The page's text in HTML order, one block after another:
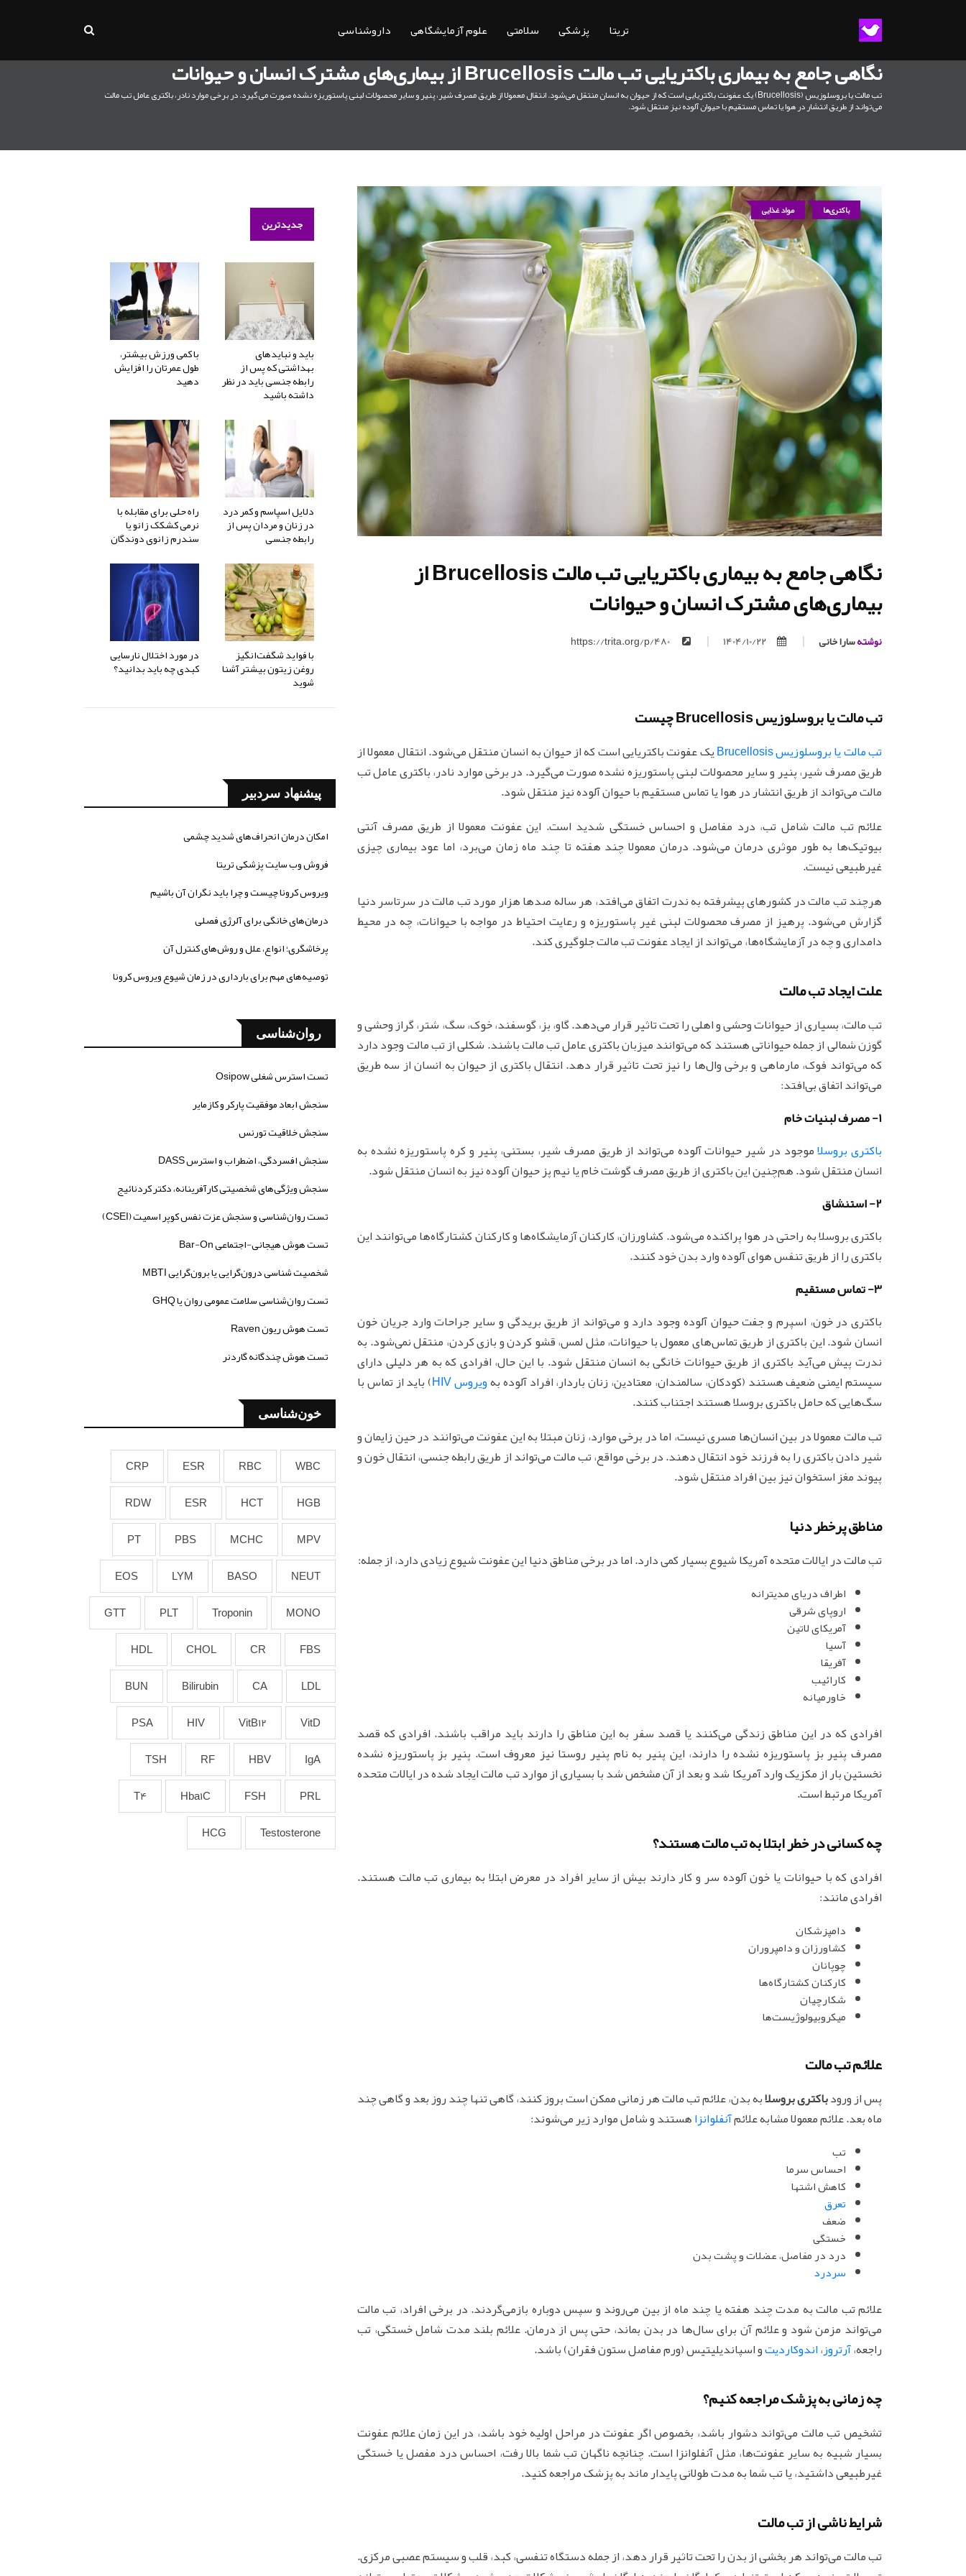
تریتا پزشکی سلامتی علوم آزمایشگاهی داروشناسی
نگاهی جامع به بیماری باکتریایی تب مالت Brucellosis از بیماری‌های مشترک انسان و حیوانات
تب مالت یا بروسلوزیس (Brucellosis) یک عفونت باکتریایی است که از حیوان به انسان منتقل می‌شود. انتقال معمولا از طریق مصرف شیر، پنیر و سایر محصولات لبنی پاستوریزه نشده صورت می‌گیرد. در برخی موارد نادر، باکتری عامل تب مالت
می‌تواند از طریق انتشار در هوا یا تماس مستقیم با حیوان آلوده نیز منتقل شود.
باکتری‌ها مواد غذایی
نگاهی جامع به بیماری باکتریایی تب مالت Brucellosis از
بیماری‌های مشترک انسان و حیوانات
نوشتهسارا خانی 1404/10/22
تب مالت یا بروسلوزیس Brucellosis چیست
تب مالت یا بروسلوزیس Brucellosis
یک عفونت باکتریایی است که از حیوان به انسان منتقل می‌شود. انتقال معمولا از
طریق مصرف شیر، پنیر و سایر محصولات لبنی پاستوریزه نشده صورت می‌گیرد. در برخی موارد نادر، باکتری عامل تب
مالت می‌تواند از طریق انتشار در هوا یا تماس مستقیم با حیوان آلوده نیز منتقل شود.
علائم تب مالت شامل تب، درد مفاصل و احساس خستگی شدید است. این عفونت معمولا از طریق مصرف آنتی
بیوتیک‌ها به طور موثری درمان می‌شود. درمان معمولا چند هفته تا چند ماه زمان می‌برد، اما عود بیماری چیزی
غیرطبیعی نیست.
هرچند تب مالت در کشورهای پیشرفته به ندرت اتفاق می‌افتد، هر ساله صدها هزار مورد تب مالت در سرتاسر دنیا
گزارش می‌شود. پرهیز از مصرف محصولات لبنی غیر پاستوریزه و رعایت احتیاط در مواجه با حیوانات، چه در محیط
دامداری و چه در آزمایشگاه‌ها، می‌تواند از ایجاد عفونت تب مالت جلوگیری کند.
علت ایجاد تب مالت
تب مالت، بسیاری از حیوانات وحشی و اهلی را تحت تاثیر قرار می‌دهد. گاو، بز، گوسفند، خوک، سگ، شتر، گراز وحشی و
گوزن شمالی از جمله حیواناتی هستند که می‌توانند میزبان باکتری عامل تب مالت باشند. شکلی از تب مالت وجود دارد
که می‌تواند فوک، مارماهی و برخی وال‌ها را نیز تحت تاثیر قرار دهد. انتقال باکتری از حیوان به انسان از سه طریق
می‌تواند اتفاق بی‌افتد:
1- مصرف لبنیات خام
باکتری بروسلاموجود در شیر حیوانات آلوده می‌تواند از طریق مصرف شیر، بستنی، پنیر و کره پاستوریزه نشده به
انسان منتقل شود. هم‌چنین این باکتری از طریق مصرف گوشت خام یا نیم پز حیوان آلوده نیز به انسان منتقل شود.
2- استنشاق
باکتری بروسلا به راحتی در هوا پراکنده می‌شود. کشاورزان، کارکنان آزمایشگاه‌ها و کارکنان کشتارگاه‌ها می‌توانند این
باکتری را از طریق تنفس هوای آلوده وارد بدن خود کنند.
3- تماس مستقیم
باکتری در خون، اسپرم و جفت حیوان آلوده وجود دارد و می‌تواند از طریق بریدگی و سایر جراحات وارد جریان خون
انسان شود. این باکتری از طریق تماس‌های معمول با حیوانات، مثل لمس، قشو کردن و بازی کردن، منتقل نمی‌شود. به
ندرت پیش می‌آید باکتری از طریق حیوانات خانگی به انسان منتقل شود. با این حال، افرادی که به هر دلیلی دارای
سیستم ایمنی ضعیف هستند (کودکان، سالمندان، معتادین، زنان باردار، افراد آلوده بهویروس HIV
) باید از تماس با
سگ‌هایی که حامل باکتری بروسلا هستند اجتناب کنند.
تب مالت معمولا در بین انسان‌ها مسری نیست، اما در برخی موارد، زنان مبتلا به این عفونت می‌توانند در حین زایمان و
شیر دادن باکتری را به فرزند خود انتقال دهند. در برخی مواقع، تب مالت می‌تواند از طریق رابطه جنسی، انتقال خون و
پیوند مغز استخوان نیز بین افراد منتقل شود.
مناطق پرخطر دنیا
تب مالت در ایالات متحده آمریکا شیوع بسیار کمی دارد. اما در برخی مناطق دنیا این عفونت شیوع زیادی دارد، از جمله:
اطراف دریای مدیترانه
اروپای شرقی
آمریکای لاتین
آسیا
آفریقا
کارائیب
خاورمیانه
افرادی که در این مناطق زندگی می‌کنند یا قصد سفر به این مناطق را دارند باید مراقب باشند. افرادی که قصد
مصرف پنیر بز پاستوریزه نشده را دارند، این پنیر به نام پنیر روستا نیز معروف است. پنیر بز پاستوریزه نشده
نخستین بار از مکزیک وارد آمریکا شد و بعد از آن مشخص شد با بسیاری از موارد تب مالت ایجاد شده در ایالات متحده
آمریکا مرتبط است.
چه کسانی در خطر ابتلا به تب مالت هستند؟
افرادی که با حیوانات یا خون آلوده سر و کار دارند بیش از سایر افراد در معرض ابتلا به بیماری تب مالت هستند.
افرادی مانند:
دامپزشکان
کشاورزان و دامپروران
چوپانان
کارکنان کشتارگاه‌ها
شکارچیان
میکروبیولوژیست‌ها
علائم تب مالت
پس از ورودباکتری بروسلابه بدن، علائم تب مالت هر زمانی ممکن است بروز کنند، گاهی تنها چند روز بعد و گاهی چند
ماه بعد. علائم معمولا مشابه علائمآنفلوانزاهستند و شامل موارد زیر می‌شوند:
تب
احساس سرما
کاهش اشتها
تعرق
ضعف
خستگی
درد در مفاصل، عضلات و پشت بدن
سردرد
علائم تب مالت به مدت چند هفته یا چند ماه از بین می‌روند و سپس دوباره بازمی‌گردند. در برخی افراد، تب مالت
می‌تواند مزمن شود و علائم آن برای سال‌ها در بدن بماند، حتی پس از درمان. علائم بلند مدت شامل خستگی، تب
راجعه،آرتروز،اندوکاردیتو اسپاندیلیتیس (ورم مفاصل ستون فقران) باشد.
چه زمانی به پزشک مراجعه کنیم؟
تشخیص تب مالت می‌تواند دشوار باشد، بخصوص اگر عفونت در مراحل اولیه خود باشد، در این زمان علائم عفونت
بسیار شبیه به سایر عفونت‌ها، مثل آنفلوانزا است. چنانچه ناگهان تب شما بالا رفت، احساس درد مفصل یا خستگی
غیرطبیعی داشتید، یا تب شما به مدت طولانی پایدار ماند به پزشک مراجعه کنید.
شرایط ناشی از تب مالت
تب مالت می‌تواند هر بخشی از بدن را تحت تاثیر قرار دهد، از جمله دستگاه تنفسی، کبد، قلب و سیستم عصبی مرکزی.
جدیدترین
باید و نبایدهای
بهداشتی که پس از
رابطه جنسی باید در نظر
داشته باشید
با کمی ورزش بیشتر،
طول عمرتان را افزایش
دهید
دلایل اسپاسم و کمر درد
در زنان و مردان پس از
رابطه جنسی
راه حلی برای مقابله با
نرمی کشکک زانو یا
سندرم زانوی دوندگان
با فواید شگفت‌انگیز
روغن زیتون بیشتر آشنا
شوید
در مورد اختلال نارسایی
کبدی چه باید بدانید؟
پیشنهاد سردبیر
امکان درمان انحراف‌های شدید چشمی
فروش وب سایت پزشکی تریتا
ویروس کرونا چیست و چرا باید نگران آن باشیم
درمان‌های خانگی برای آلرژی فصلی
پرخاشگری؛ انواع، علل و روش‌های کنترل آن
توصیه‌های مهم برای بارداری در زمان شیوع ویروس کرونا
روان‌شناسی
تست استرس شغلی Osipow
سنجش ابعاد موفقیت پارکر و کازمایر
سنجش خلاقیت تورنس
سنجش افسردگی، اضطراب و استرس DASS
سنجش ویژگی‌های شخصیتی کارآفرینانه، دکتر کردنائیج
تست روان‌شناسی و سنجش عزت نفس کوپر اسمیت (CSEI)
تست هوش هیجانی-اجتماعی Bar-On
شخصیت شناسی درون‌گرایی یا برون‌گرایی MBTI
تست روان‌شناسی سلامت عمومی روان یا GHQ
تست هوش ریون Raven
تست هوش چندگانه گاردنر
خون‌شناسی
WBC
RBC
ESR
CRP
HGB
HCT
ESR
RDW
MPV
MCHC
PBS
PT
NEUT
BASO
LYM
EOS
MONO
Troponin
PLT
GTT
FBS
CR
CHOL
HDL
LDL
CA
Bilirubin
BUN
VitD
VitB12
HIV
PSA
IgA
HBV
RF
TSH
PRL
FSH
Hba1C
T4
Testosterone
HCG